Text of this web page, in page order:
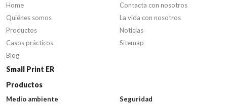
Home
Quiénes somos
Productos
Casos prácticos
Blog
Contacta con nosotros
La vida con nosotros
Noticias
Sitemap
Small Print ER
Productos
Medio ambiente
Seguridad